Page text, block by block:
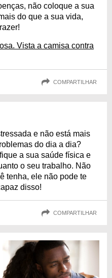
não coloque a sua
do que a sua vida,
Vista a camisa contra
COMPARTILHAR
e não está mais
do dia a dia?
a sua saúde física e
o seu trabalho. Não
tenha, ele não pode te
disso!
COMPARTILHAR